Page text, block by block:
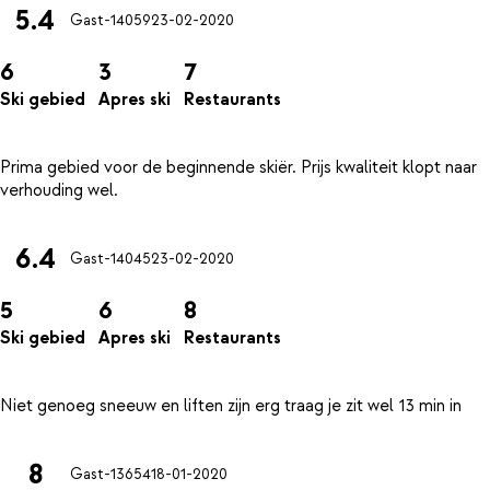
5.4 Gast-1405923-02-2020
6
Ski gebied
3
Apres ski
7
Restaurants
Prima gebied voor de beginnende skiër. Prijs kwaliteit klopt naar
6.4 Gast-1404523-02-2020
5
Ski gebied
6
Apres ski
8
Restaurants
8 Gast-1365418-01-2020